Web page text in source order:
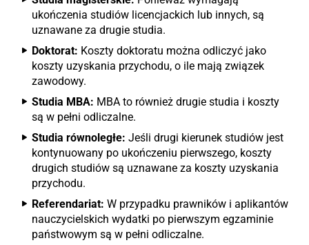
ukończenia studiów licencjackich lub innych, są
uznawane za drugie studia.
Doktorat: Koszty doktoratu można odliczyć jako
koszty uzyskania przychodu, o ile mają związek
zawodowy.
Studia MBA: MBA to również drugie studia i koszty
są w pełni odliczalne.
Studia równoległe: Jeśli drugi kierunek studiów jest
kontynuowany po ukończeniu pierwszego, koszty
drugich studiów są uznawane za koszty uzyskania
przychodu.
Referendariat: W przypadku prawników i aplikantów
nauczycielskich wydatki po pierwszym egzaminie
państwowym są w pełni odliczalne.